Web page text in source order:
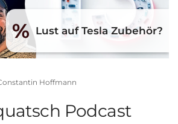
Hoffmann
Podcast
% Lust auf Tesla Zubehör?